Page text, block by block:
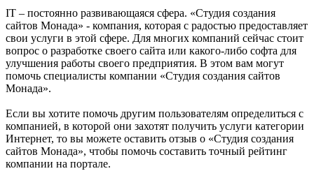
IT – постоянно развивающаяся сфера. «Студия создания
сайтов Монада» - компания, которая с радостью предоставляет
свои услуги в этой сфере. Для многих компаний сейчас стоит
вопрос о разработке своего сайта или какого-либо софта для
улучшения работы своего предприятия. В этом вам могут
помочь специалисты компании «Студия создания сайтов
Монада».
Если вы хотите помочь другим пользователям определиться с
компанией, в которой они захотят получить услуги категории
Интернет, то вы можете оставить отзыв о «Студия создания
сайтов Монада», чтобы помочь составить точный рейтинг
компании на портале.